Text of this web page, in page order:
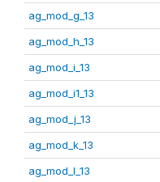
ag_mod_g_13
ag_mod_h_13
ag_mod_i_13
ag_mod_i1_13
ag_mod_j_13
ag_mod_k_13
ag_mod_l_13